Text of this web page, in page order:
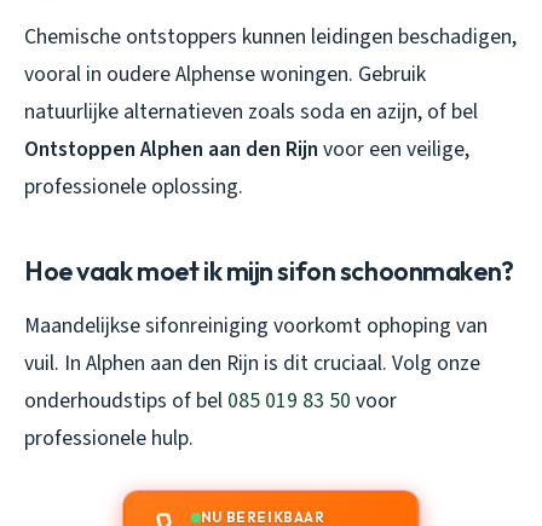
Chemische ontstoppers kunnen leidingen beschadigen,
vooral in oudere Alphense woningen. Gebruik
natuurlijke alternatieven zoals soda en azijn, of bel
Ontstoppen Alphen aan den Rijn voor een veilige,
professionele oplossing.
Hoe vaak moet ik mijn sifon schoonmaken?
Maandelijkse sifonreiniging voorkomt ophoping van
vuil. In Alphen aan den Rijn is dit cruciaal. Volg onze
onderhoudstips of bel 085 019 83 50 voor
professionele hulp.
NU BEREIKBAAR